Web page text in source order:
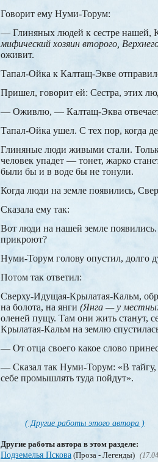
Говорит ему Нуми-Торум:
— Глиняных людей к сестре нашей,
мифический хозяин второго,
оживит.
Тапал-Ойка к Калтащ-Экве
Пришел, говорит ей: Сестра, этих
— Оживлю, — Калтащ-Эква
Тапал-Ойка ушел. С тех пор, когда
Глиняные люди живыми стали.
человек упадет — тонет, жарко
были бы и в воде бы не тонули.
Когда люди на земле появились,
Сказала ему так:
Вот люди на нашей земле появились.
прикроют?
Нуми-Торум голову опустил, долго
Потом так ответил:
Сверху-Идущая-Крылатая-Кальм,
на болота, на янги (Янга — у
оленей пущу. Там они жить станут,
Крылатая-Кальм на землю
— От отца своего какое слово
— Сказал так Нуми-Торум: «В
себе промышлять туда пойдут».
( Другие работы этого автора )
Другие работы автора в этом разделе:
Подземелья Пскова (Проза - Легенды)